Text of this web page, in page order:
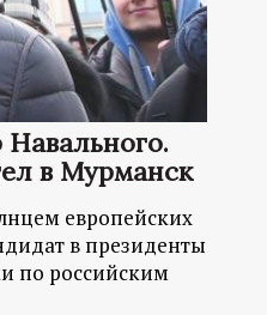
в Мурманск
европейских
в президенты
по российским